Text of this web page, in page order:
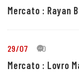
Mercato : Rayan
29/07 10
Mercato : Lovro